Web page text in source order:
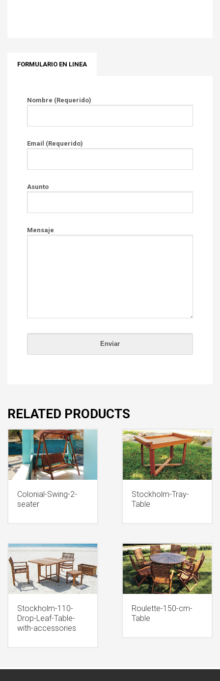
FORMULARIO EN LINEA
Nombre (Requerido)
Email (Requerido)
Asunto
Mensaje
RELATED PRODUCTS
Colonial-Swing-2-
seater
Stockholm-Tray-
Table
Stockholm-110-
Drop-Leaf-Table-
with-accessories
Roulette-150-cm-
Table